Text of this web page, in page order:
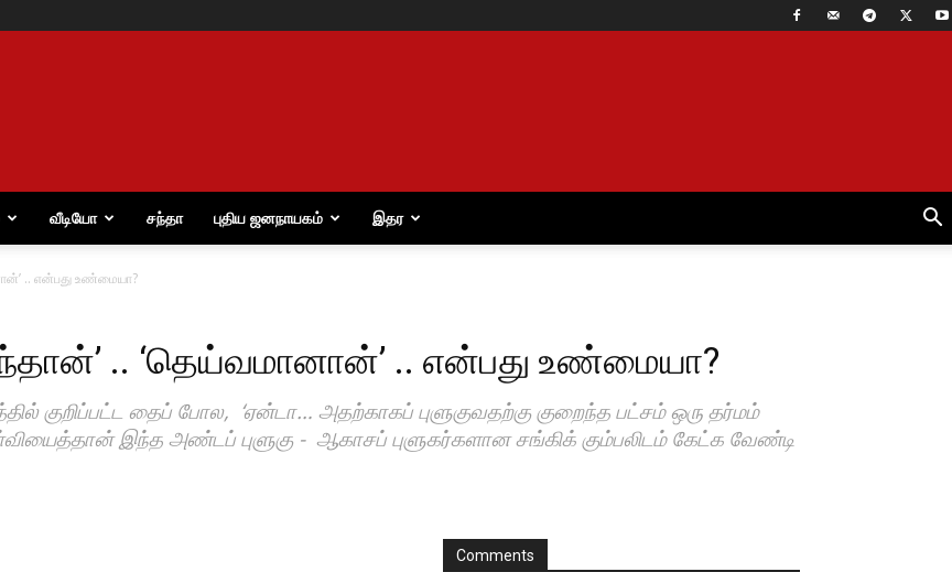
வீடியோ சந்தா புதிய ஜனநாயகம் இதர
.. என்பது உண்மையா?
.. ‘தெய்வமானான்’ .. என்பது உண்மையா?
குறிப்பட்ட தைப் போல, ‘ஏன்டா… அதற்காகப் புளுகுவதற்கு குறைந்த பட்சம் ஒரு தர்மம்
இந்த அண்டப் புளுகு - ஆகாசப் புளுகர்களான சங்கிக் கும்பலிடம் கேட்க வேண்டி
Comments